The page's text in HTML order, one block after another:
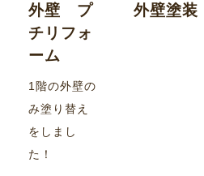
外壁 プ
チリフォ
ーム
1階の外壁の
み塗り替え
をしまし
た！
外壁塗装